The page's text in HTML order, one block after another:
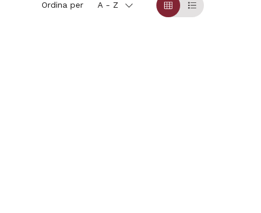
Ordina per A - Z
GrigliaTable